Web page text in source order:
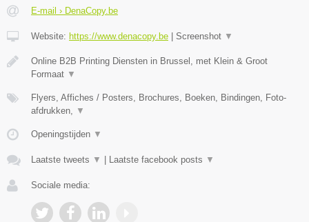
E-mail › DenaCopy.be
Website: https://www.denacopy.be Screenshot ▼
Online B2B Printing Diensten in Brussel, met Klein & Groot
Formaat ▼
Flyers, Affiches / Posters, Brochures, Boeken, Bindingen, Foto-
afdrukken,
▼
Openingstijden ▼
Laatste tweets ▼ Laatste facebook posts ▼
Sociale media: